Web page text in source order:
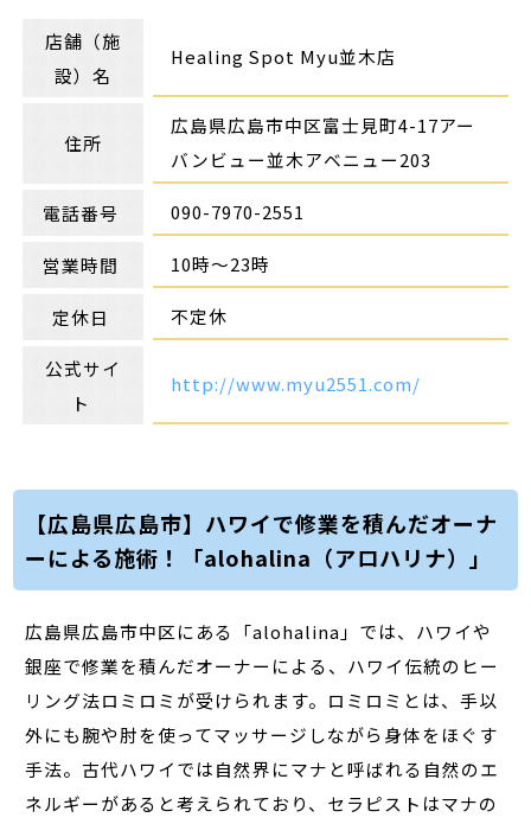
店舗（施
設）名
Healing Spot Myu並木店
住所
広島県広島市中区富士見町4-17アー
バンビュー並木アベニュー203
電話番号 090-7970-2551
営業時間 10時～23時
定休日 不定休
公式サイ
ト
http://www.myu2551.com/
【広島県広島市】ハワイで修業を積んだオーナ
ーによる施術！「alohalina（アロハリナ）」
広島県広島市中区にある「alohalina」では、ハワイや
銀座で修業を積んだオーナーによる、ハワイ伝統のヒー
リング法ロミロミが受けられます。ロミロミとは、手以
外にも腕や肘を使ってマッサージしながら身体をほぐす
手法。古代ハワイでは自然界にマナと呼ばれる自然のエ
ネルギーがあると考えられており、セラピストはマナの